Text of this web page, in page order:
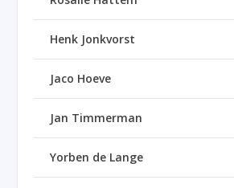
Henk Jonkvorst
Jaco Hoeve
Jan Timmerman
Yorben de Lange